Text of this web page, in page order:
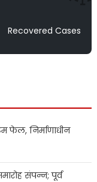
Recovered Cases
फेल, निर्माणाधीन
संपन्न; पूर्व